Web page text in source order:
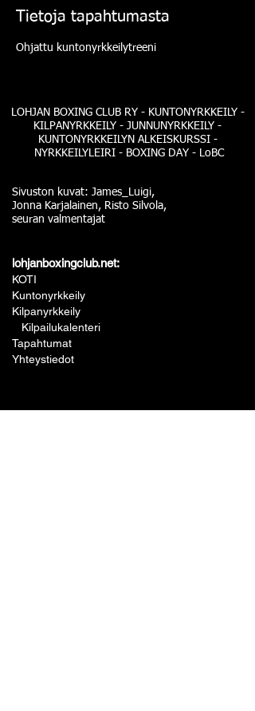
Tietoja tapahtumasta
Ohjattu kuntonyrkkeilytreeni
LOHJAN BOXING CLUB RY - KUNTONYRKKEILY -
KILPANYRKKEILY - JUNNUNYRKKEILY -
KUNTONYRKKEILYN ALKEISKURSSI -
NYRKKEILYLEIRI - BOXING DAY - LoBC
Sivuston kuvat: James_Luigi,
Jonna Karjalainen, Risto Silvola,
seuran valmentajat
lohjanboxingclub.net:
KOTI
Kuntonyrkkeily
Kilpanyrkkeily
Kilpailukalenteri
Tapahtumat
Yhteystiedot